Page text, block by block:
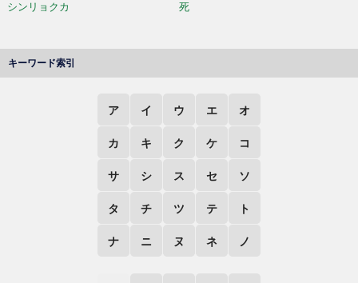
シンリョクカ 死
キーワード索引
ア イ ウ エ オ
カ キ ク ケ コ
サ シ ス セ ソ
タ チ ツ テ ト
ナ ニ ヌ ネ ノ